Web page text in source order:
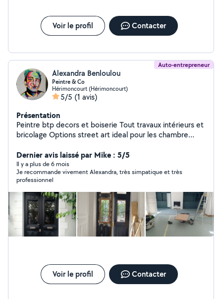
Voir le profil Contacter
Auto-entrepreneur
Alexandra Benloulou
Peintre & Co
Hérimoncourt (Hérimoncourt)
5/5 (1 avis)
Présentation
Peintre btp decors et boiserie Tout travaux intérieurs et
bricolage Options street art ideal pour les chambre
Dernier avis laissé par Mike : 5/5
Il y a plus de 6 mois
Je recommande vivement Alexandra, très simpatique et très
professionnel
Voir le profil Contacter